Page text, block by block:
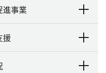
進事業
援